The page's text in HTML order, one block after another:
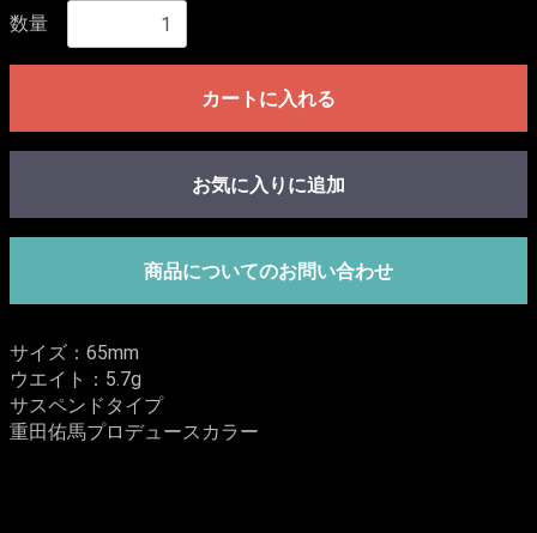
数量
カートに入れる
お気に入りに追加
商品についてのお問い合わせ
サイズ：65mm
ウエイト：5.7g
サスペンドタイプ
重田佑馬プロデュースカラー